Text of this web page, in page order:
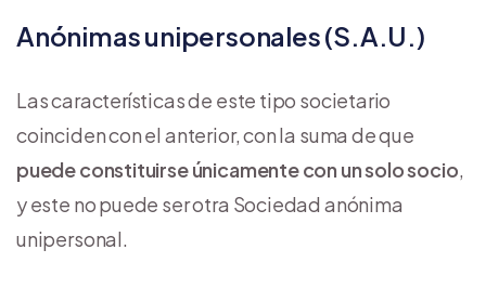
Anónimas unipersonales (S.A.U.)
Las características de este tipo societario
coinciden con el anterior, con la suma de que
puede constituirse únicamente con un solo socio,
y este no puede ser otra Sociedad anónima
unipersonal.